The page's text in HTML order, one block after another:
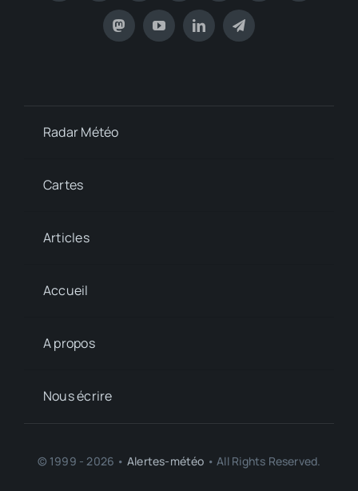
Radar Météo
Cartes
Articles
Accueil
A propos
Nous écrire
© 1999 - 2026 • Alertes-météo • All Rights Reserved.